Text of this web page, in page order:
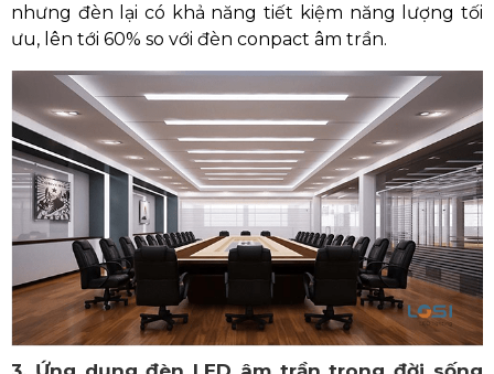
nhưng đèn lại có khả năng tiết kiệm năng lượng tối
ưu, lên tới 60% so với đèn conpact âm trần.